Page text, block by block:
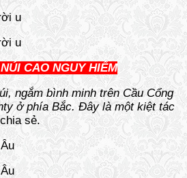
CAO NGUY HIỂM
ngắm bình minh trên Cầu Cổng
ở phía Bắc. Đây là một kiệt tác
sẻ.